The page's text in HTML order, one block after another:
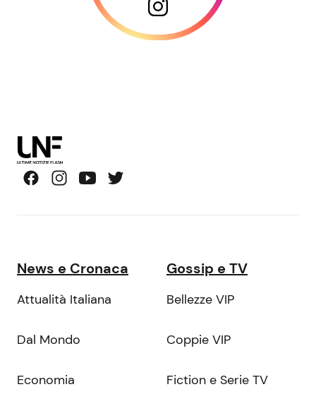
News e Cronaca
Attualità Italiana
Dal Mondo
Economia
Gossip e TV
Bellezze VIP
Coppie VIP
Fiction e Serie TV